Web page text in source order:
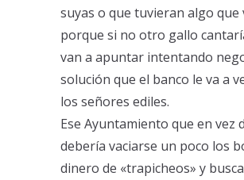
suyas o que tuvieran algo que
porque si no otro gallo
van a apuntar intentando
solución que el banco le va a
los señores ediles.
Ese Ayuntamiento que en vez
debería vaciarse un poco los
dinero de «trapicheos» y